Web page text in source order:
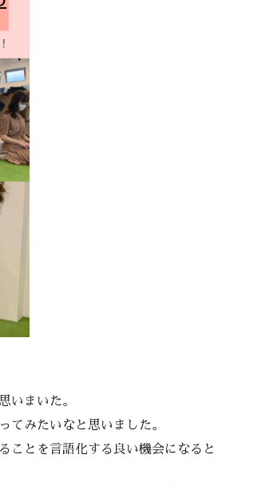
いまいた。
てみたいなと思いました。
ことを言語化する良い機会になると